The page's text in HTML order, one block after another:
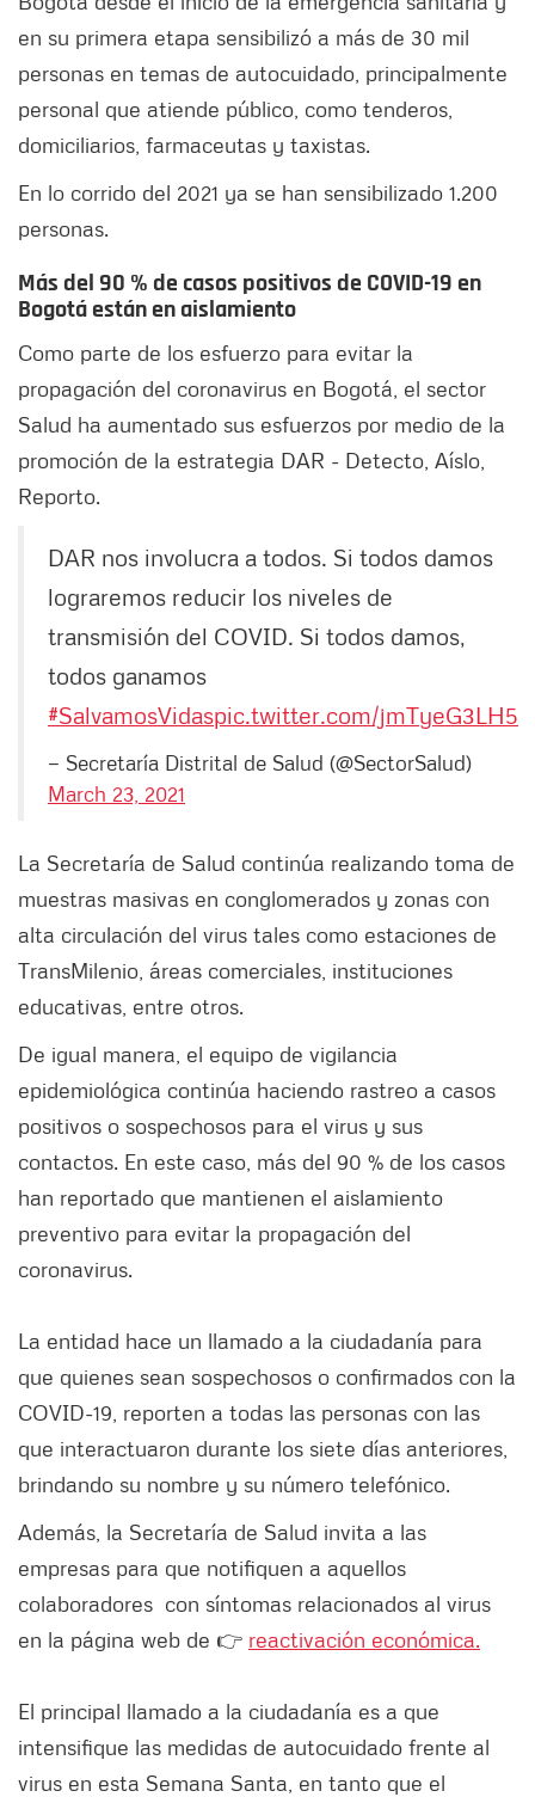
en su primera etapa sensibilizó a más de 30 mil
personas en temas de autocuidado, principalmente
personal que atiende público, como tenderos,
domiciliarios, farmaceutas y taxistas.
En lo corrido del 2021 ya se han sensibilizado 1.200
personas.
Más del 90 % de casos positivos de COVID-19 en
Bogotá están en aislamiento
Como parte de los esfuerzo para evitar la
propagación del coronavirus en Bogotá, el sector
Salud ha aumentado sus esfuerzos por medio de la
promoción de la estrategia DAR - Detecto, Aíslo,
Reporto.
DAR nos involucra a todos. Si todos damos
lograremos reducir los niveles de
transmisión del COVID. Si todos damos,
todos ganamos
#SalvamosVidaspic.twitter.com/jmTyeG3LH5
— Secretaría Distrital de Salud (@SectorSalud)
March 23, 2021
La Secretaría de Salud continúa realizando toma de
muestras masivas en conglomerados y zonas con
alta circulación del virus tales como estaciones de
TransMilenio, áreas comerciales, instituciones
educativas, entre otros.
De igual manera, el equipo de vigilancia
epidemiológica continúa haciendo rastreo a casos
positivos o sospechosos para el virus y sus
contactos. En este caso, más del 90 % de los casos
han reportado que mantienen el aislamiento
preventivo para evitar la propagación del
coronavirus.
La entidad hace un llamado a la ciudadanía para
que quienes sean sospechosos o confirmados con la
COVID-19, reporten a todas las personas con las
que interactuaron durante los siete días anteriores,
brindando su nombre y su número telefónico.
Además, la Secretaría de Salud invita a las
empresas para que notifiquen a aquellos
colaboradores con síntomas relacionados al virus
en la página web de 👉 reactivación económica.
El principal llamado a la ciudadanía es a que
intensifique las medidas de autocuidado frente al
virus en esta Semana Santa, en tanto que el